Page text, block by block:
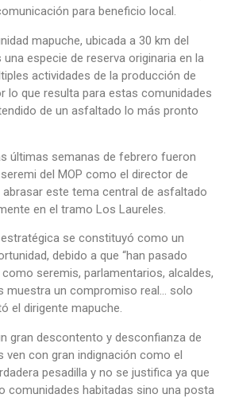
para beneficio local.
mapuche, ubicada a 30 km del
especie de reserva originaria en la
actividades de la producción de
lo que resulta para estas comunidades
de un asfaltado lo más pronto
últimas semanas de febrero fueron
del MOP como el director de
abrasar este tema central de asfaltado
en el tramo Los Laureles.
se constituyó como un
debido a que “han pasado
seremis, parlamentarios, alcaldes,
muestra un compromiso real… solo
el dirigente mapuche.
gran descontento y desconfianza de
ven con gran indignación como el
pesadilla y no se justifica ya que
comunidades habitadas sino una posta